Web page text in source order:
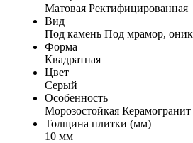
Матовая Ректифицированная
Вид
Под камень Под мрамор,
Форма
Квадратная
Цвет
Серый
Особенность
Морозостойкая Керамогранит
Толщина плитки (мм)
10 мм